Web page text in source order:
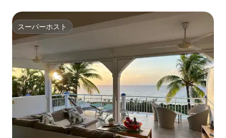
スーパーホスト
スーパーホスト